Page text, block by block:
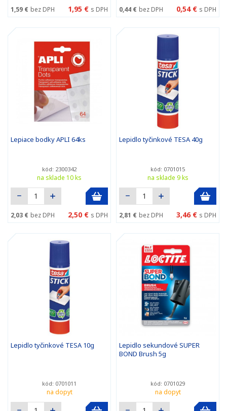
1,59 € bez DPH 1,95 € s DPH 0,44 € bez DPH 0,54 € s DPH
Lepiace bodky APLI 64ks
kód: 2300342
na sklade 10 ks
2,03 € bez DPH 2,50 € s DPH
Lepidlo tyčinkové TESA 40g
kód: 0701015
na sklade 9 ks
2,81 € bez DPH 3,46 € s DPH
Lepidlo tyčinkové TESA 10g
kód: 0701011
na dopyt
Lepidlo sekundové SUPER
BOND Brush 5g
kód: 0701029
na dopyt